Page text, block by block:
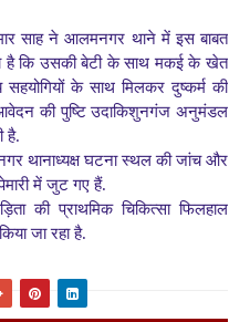
साह ने आलमनगर थाने में इस बाबत
है कि उसकी बेटी के साथ मकई के खेत
के साथ मिलकर दुष्कर्म की
की पुष्टि उदाकिशुनगंज अनुमंडल
है.
थानाध्यक्ष घटना स्थल की जांच और
में जुट गए हैं.
की प्राथमिक चिकित्सा फिलहाल
जा रहा है.